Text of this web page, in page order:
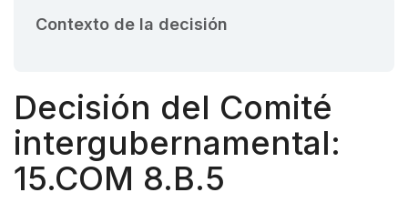
Contexto de la decisión
Decisión del Comité
intergubernamental:
15.COM 8.B.5